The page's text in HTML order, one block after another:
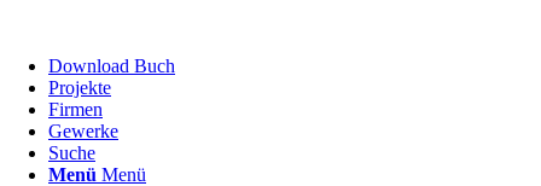
Download Buch
Projekte
Firmen
Gewerke
Suche
Menü Menü